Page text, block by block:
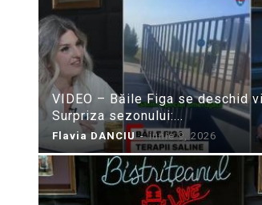
VIDEO – Băile Figa se deschid
Surpriza sezonului:...
Flavia DANCIU - iunie 9, 2026